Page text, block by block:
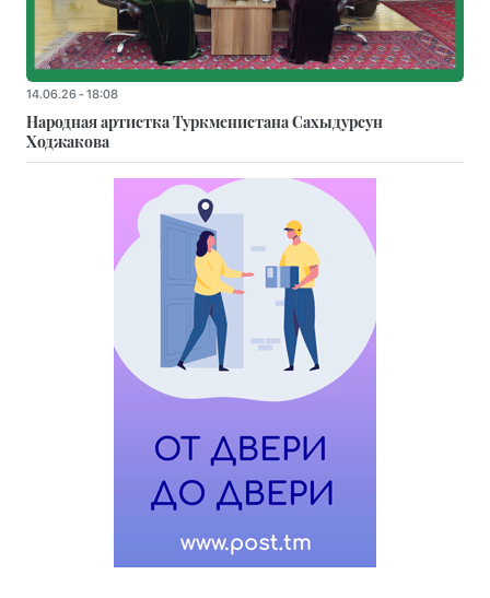
14.06.26 - 18:08
Народная артистка Туркменистана Сахыдурсун
Ходжакова